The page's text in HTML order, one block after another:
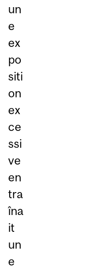
un
e
ex
po
siti
on
ex
ce
ssi
ve
en
tra
îna
it
un
e